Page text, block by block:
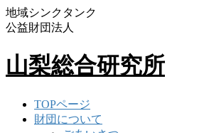
地域シンクタンク
公益財団法人
山梨総合研究所
TOPページ
財団について